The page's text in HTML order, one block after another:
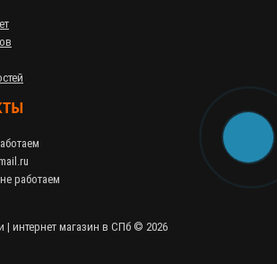
работаем
интернет магазин в СПб © 2026